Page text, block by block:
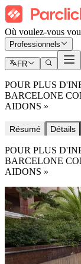
Où voulez-vous
Professionnels
FR
POUR PLUS
BARCELONE
AIDONS »
Résumé Détails
POUR PLUS
BARCELONE
AIDONS »